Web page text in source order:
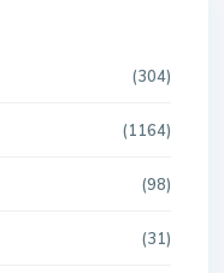
(304)
(1164)
(98)
(31)